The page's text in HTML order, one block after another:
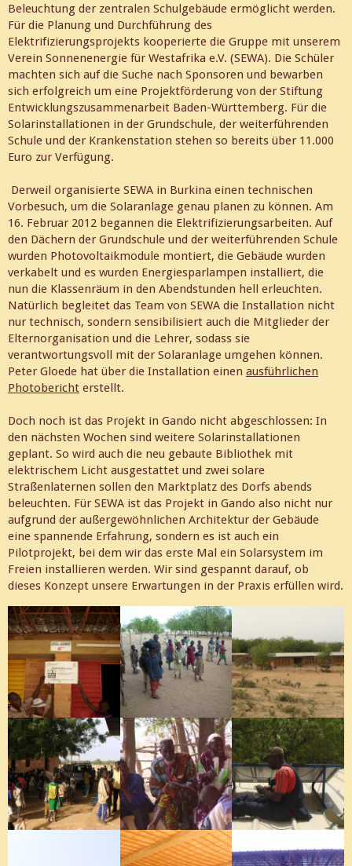
Beleuchtung der zentralen Schulgebäude ermöglicht werden.
Für die Planung und Durchführung des
Elektrifizierungsprojekts kooperierte die Gruppe mit unserem
Verein Sonnenenergie für Westafrika e.V. (SEWA). Die Schüler
machten sich auf die Suche nach Sponsoren und bewarben
sich erfolgreich um eine Projektförderung von der Stiftung
Entwicklungszusammenarbeit Baden-Württemberg. Für die
Solarinstallationen in der Grundschule, der weiterführenden
Schule und der Krankenstation stehen so bereits über 11.000
Euro zur Verfügung.
Derweil organisierte SEWA in Burkina einen technischen
Vorbesuch, um die Solaranlage genau planen zu können. Am
16. Februar 2012 begannen die Elektrifizierungsarbeiten. Auf
den Dächern der Grundschule und der weiterführenden Schule
wurden Photovoltaikmodule montiert, die Gebäude wurden
verkabelt und es wurden Energiesparlampen installiert, die
nun die Klassenräum in den Abendstunden hell erleuchten.
Natürlich begleitet das Team von SEWA die Installation nicht
nur technisch, sondern sensibilisiert auch die Mitglieder der
Elternorganisation und die Lehrer, sodass sie
verantwortungsvoll mit der Solaranlage umgehen können.
Peter Gloede hat über die Installation einen ausführlichen
Photobericht erstellt.
Doch noch ist das Projekt in Gando nicht abgeschlossen: In
den nächsten Wochen sind weitere Solarinstallationen
geplant. So wird auch die neu gebaute Bibliothek mit
elektrischem Licht ausgestattet und zwei solare
Straßenlaternen sollen den Marktplatz des Dorfs abends
beleuchten. Für SEWA ist das Projekt in Gando also nicht nur
aufgrund der außergewöhnlichen Architektur der Gebäude
eine spannende Erfahrung, sondern es ist auch ein
Pilotprojekt, bei dem wir das erste Mal ein Solarsystem im
Freien installieren werden. Wir sind gespannt darauf, ob
dieses Konzept unsere Erwartungen in der Praxis erfüllen wird.